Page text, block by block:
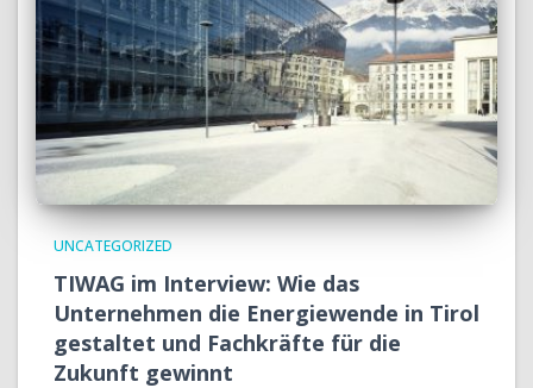
UNCATEGORIZED
TIWAG im Interview: Wie das
Unternehmen die Energiewende in Tirol
gestaltet und Fachkräfte für die
Zukunft gewinnt